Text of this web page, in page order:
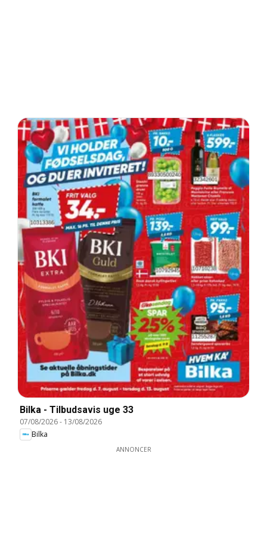
Bilka - Tilbudsavis uge 33
07/08/2026- 13/08/2026
Bilka
ANNONCER